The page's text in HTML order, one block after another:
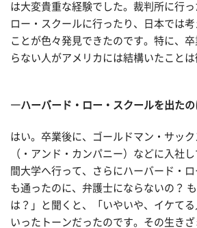
は大変貴重な経験でした。裁判所に行っ
ロー・スクールに行ったり、日本では
ことが色々発見できたのです。特に、
らない人がアメリカには結構いたことは
―ハーバード・ロー・スクールを出たの
はい。卒業後に、ゴールドマン・サッ
（・アンド・カンパニー）などに入社
間大学へ行って、さらにハーバード・
も通ったのに、弁護士にならないの？
は？」と聞くと、「いやいや、イケて
いったトーンだったのです。その生き